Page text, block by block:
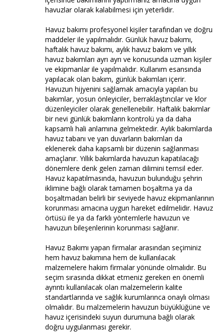
havuzlar olarak kalabilmesi için yeterlidir.
Havuz bakımı profesyonel kişiler tarafından ve doğru
maddeler ile yapılmalıdır. Günlük havuz bakımı,
haftalık havuz bakımı, aylık havuz bakım ve yıllık
havuz bakımları ayrı ayrı ve konusunda uzman kişiler
ve ekipmanlar ile yapılmalıdır. Kullanım esansında
yapılacak olan bakım, günlük bakımları içerir.
Havuzun hijyenini sağlamak amacıyla yapılan bu
bakımlar, yosun önleyiciler, berraklaştırıcılar ve klor
düzenleyiciler olarak genellenebilir. Haftalık bakımlar
bir nevi günlük bakımların kontrolü ya da daha
kapsamlı hali anlamına gelmektedir. Aylık bakımlarda
havuz tabanı ve yan duvarların bakımları da
eklenerek daha kapsamlı bir düzenin sağlanması
amaçlanır. Yıllık bakımlarda havuzun kapatılacağı
dönemlere denk gelen zaman dilimini temsil eder.
Havuz kapatılmasında, havuzun bulunduğu şehrin
iklimine bağlı olarak tamamen boşaltma ya da
boşaltmadan belirli bir seviyede havuz ekipmanlarının
korunması amacına uygun hareket edilmelidir. Havuz
örtüsü ile ya da farklı yöntemlerle havuzun ve
havuzun bileşenlerinin korunması sağlanır.
Havuz Bakımı yapan firmalar arasından seçiminiz
hem havuz bakımına hem de kullanılacak
malzemelere hakim firmalar yönünde olmalıdır. Bu
seçim sırasında dikkat etmeniz gereken en önemli
ayrıntı kullanılacak olan malzemelerin kalite
standartlarında ve sağlık kurumlarınca onaylı olması
olmalıdır. Bu malzemelerin havuzun büyüklüğüne ve
havuz içerisindeki suyun durumuna bağlı olarak
doğru uygulanması gerekir.